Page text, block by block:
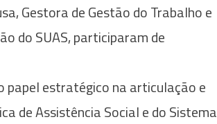
Gestora de Gestão do Trabalho e
do SUAS, participaram de
papel estratégico na articulação e
de Assistência Social e do Sistema